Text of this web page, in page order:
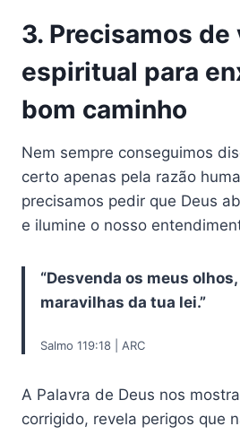
3. Precisamos de
espiritual para
bom caminho
Nem sempre conseguimos
certo apenas pela razão
precisamos pedir que Deus
e ilumine o nosso
“Desvenda os meus
maravilhas da tua lei.”
Salmo 119:18 | ARC
A Palavra de Deus nos
corrigido, revela perigos que